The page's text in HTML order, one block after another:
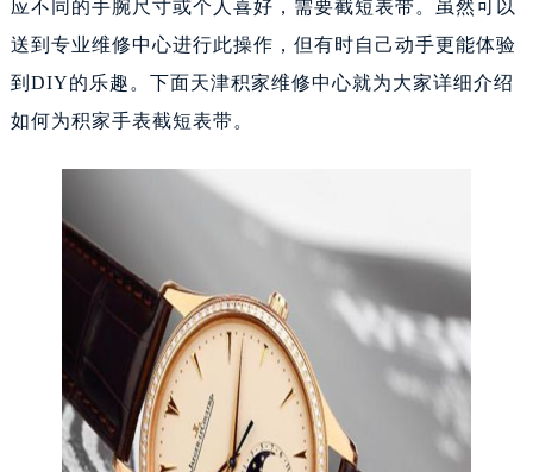
应不同的手腕尺寸或个人喜好，需要截短表带。虽然可以
送到专业维修中心进行此操作，但有时自己动手更能体验
到DIY的乐趣。下面天津积家维修中心就为大家详细介绍
如何为积家手表截短表带。